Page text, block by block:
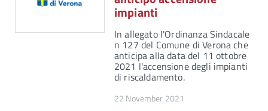
impianti
In allegato l'Ordinanza Sindacale
n 127 del Comune di Verona che
anticipa alla data del 11 ottobre
2021 l'accensione degli impianti
di riscaldamento.
22 November 2021